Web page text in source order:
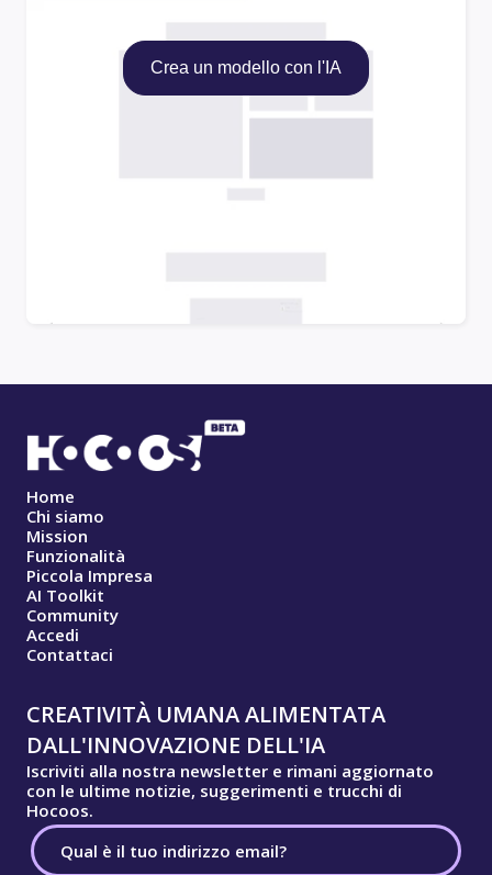
Crea un modello con l'IA
Home
Chi siamo
Mission
Funzionalità
Piccola Impresa
AI Toolkit
Community
Accedi
Contattaci
CREATIVITÀ UMANA ALIMENTATA
DALL'INNOVAZIONE DELL'IA
Iscriviti alla nostra newsletter e rimani aggiornato
con le ultime notizie, suggerimenti e trucchi di
Hocoos.